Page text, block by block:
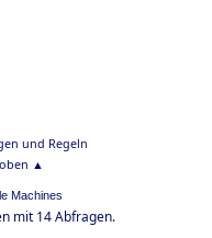
und Regeln
▲
Machines
mit 14 Abfragen.